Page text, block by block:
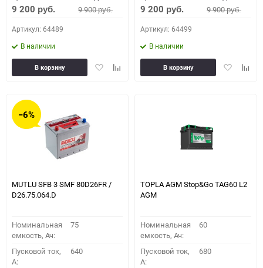
9 200 руб. 9 900руб.
Артикул: 64489
В наличии
ДобавитьДобавить
В корзину
9 200 руб. 9 900руб.
Артикул: 64499
В наличии
Добавить
В корзину
−6%
MUTLU SFB 3 SMF 80D26FR /
D26.75.064.D
Номинальная
емкость, Ач:
75
Пусковой ток,
A:
640
TOPLA AGM Stop&Go TAG60 L2
AGM
Номинальная
емкость, Ач:
60
Пусковой ток,
A:
680